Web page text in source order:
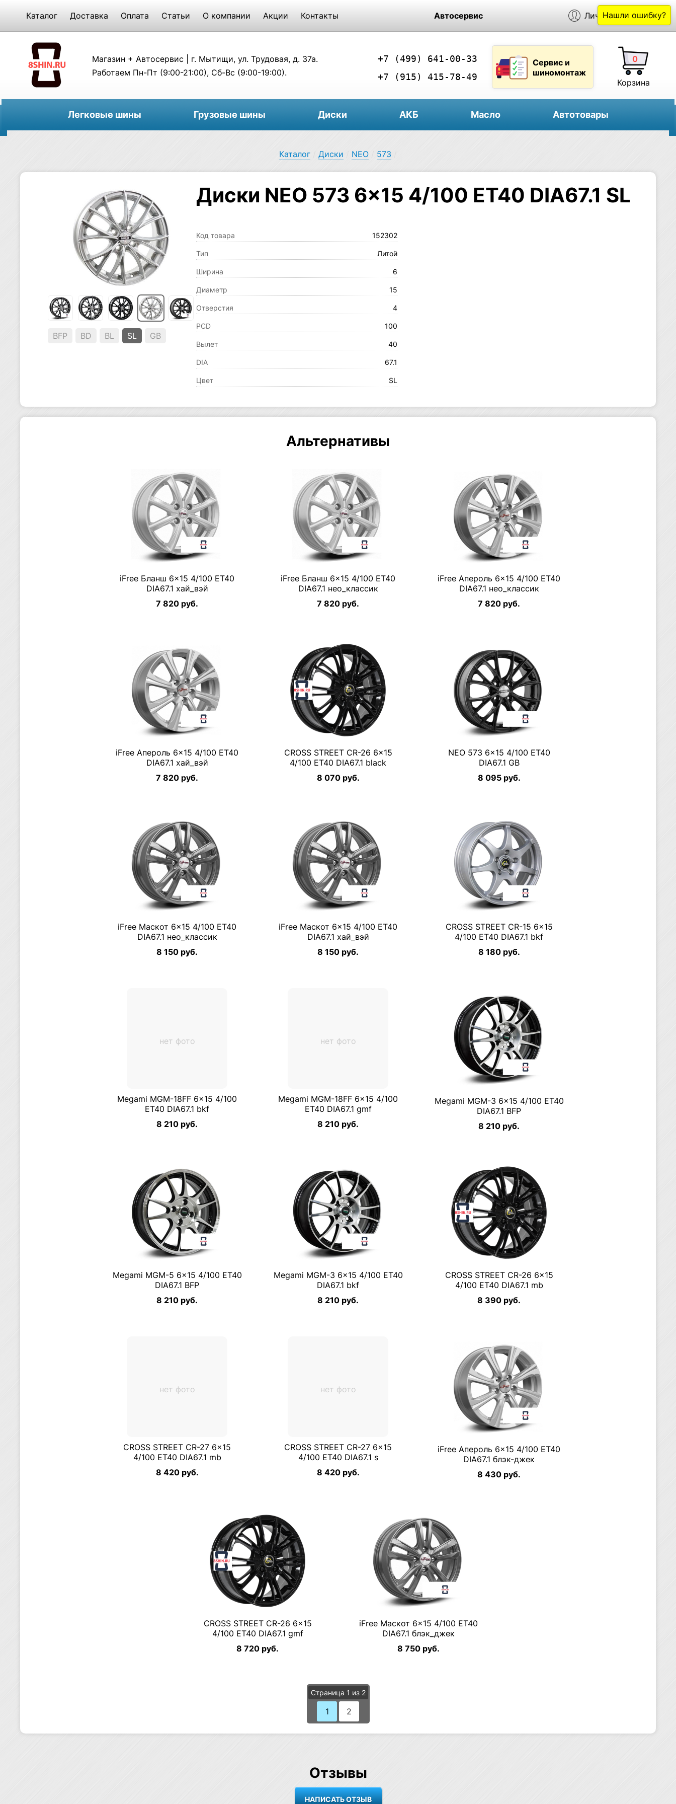
Каталог Доставка Оплата Статьи О компании Акции Контакты Автосервис Личный кабинет
Магазин + Автосервис | г. Мытищи, ул. Трудовая, д. 37а.
Работаем Пн-Пт (9:00-21:00), Сб-Вс (9:00-19:00).
+7 (499) 641-00-33
+7 (915) 415-78-49
Сервис и
шиномонтаж
0
Корзина
Легковые шины Грузовые шины Диски АКБ Масло Автотовары
Каталог Диски NEO 573
BFP BD BL SL GB
Диски NEO 573 6×15 4/100 ET40 DIA67.1 SL
Код товара 152302
Тип Литой
Ширина 6
Диаметр 15
Отверстия 4
PCD 100
Вылет 40
DIA 67.1
Цвет SL
Альтернативы
iFree Бланш 6×15 4/100 ET40
DIA67.1 хай_вэй
7 820 руб.
iFree Бланш 6×15 4/100 ET40
DIA67.1 нео_классик
7 820 руб.
iFree Апероль 6×15 4/100 ET40
DIA67.1 нео_классик
7 820 руб.
iFree Апероль 6×15 4/100 ET40
DIA67.1 хай_вэй
7 820 руб.
CROSS STREET CR-26 6×15
4/100 ET40 DIA67.1 black
8 070 руб.
NEO 573 6×15 4/100 ET40
DIA67.1 GB
8 095 руб.
iFree Маскот 6×15 4/100 ET40
DIA67.1 нео_классик
8 150 руб.
iFree Маскот 6×15 4/100 ET40
DIA67.1 хай_вэй
8 150 руб.
CROSS STREET CR-15 6×15
4/100 ET40 DIA67.1 bkf
8 180 руб.
нет фото
Megami MGM-18FF 6×15 4/100
ET40 DIA67.1 bkf
8 210 руб.
нет фото
Megami MGM-18FF 6×15 4/100
ET40 DIA67.1 gmf
8 210 руб.
Megami MGM-3 6×15 4/100 ET40
DIA67.1 BFP
8 210 руб.
Megami MGM-5 6×15 4/100 ET40
DIA67.1 BFP
8 210 руб.
Megami MGM-3 6×15 4/100 ET40
DIA67.1 bkf
8 210 руб.
CROSS STREET CR-26 6×15
4/100 ET40 DIA67.1 mb
8 390 руб.
нет фото
CROSS STREET CR-27 6×15
4/100 ET40 DIA67.1 mb
8 420 руб.
нет фото
CROSS STREET CR-27 6×15
4/100 ET40 DIA67.1 s
8 420 руб.
iFree Апероль 6×15 4/100 ET40
DIA67.1 блэк-джек
8 430 руб.
CROSS STREET CR-26 6×15
4/100 ET40 DIA67.1 gmf
8 720 руб.
iFree Маскот 6×15 4/100 ET40
DIA67.1 блэк_джек
8 750 руб.
Страница 1 из 2
1 2
Отзывы
Нашли ошибку?